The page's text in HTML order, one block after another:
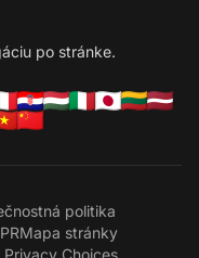
po stránke.
politika
Mapa stránky
Privacy Choices